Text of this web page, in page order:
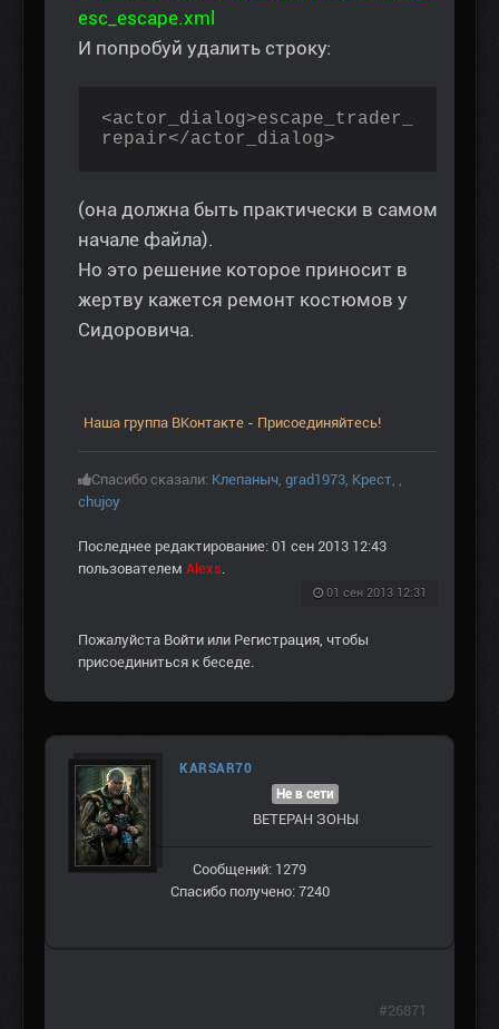
esc_escape.xml
И попробуй удалить строку:
<actor_dialog>escape_trader_
repair</actor_dialog>
(она должна быть практически в самом
начале файла).
Но это решение которое приносит в
жертву кажется ремонт костюмов у
Сидоровича.
Наша группа ВКонтакте - Присоединяйтесь!
Спасибо сказали: Клепаныч grad1973 Крест
chujoy
Последнее редактирование: 01 сен 2013 12:43
пользователем Alexs
01 сен 2013 12:31
Пожалуйста Войти или Регистрация , чтобы
присоединиться к беседе.
KARSAR70
Не в сети
ВЕТЕРАН ЗOНЫ
Сообщений: 1279
Спасибо получено: 7240
#26871